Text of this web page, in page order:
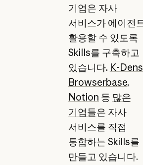
기업은 자사
서비스가 에이전
활용할 수 있도록
Skills를 구축하고
있습니다. K-
Browserbase,
Notion 등 많은
기업들은 자사
서비스를 직접
통합하는 Skills를
만들고 있습니다.